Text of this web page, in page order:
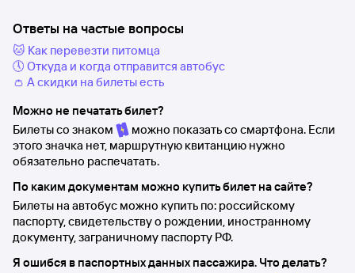
Ответы на частые вопросы
🐱 Как перевезти питомца
🕔 Откуда и когда отправится автобус
👛 А скидки на билеты есть
Можно не печатать билет?
Билеты со знаком
можно показать со смартфона. Если
этого значка нет, маршрутную квитанцию нужно
обязательно распечатать.
По каким документам можно купить билет на сайте?
Билеты на автобус можно купить по: российскому
паспорту, свидетельству о рождении, иностранному
документу, заграничному паспорту РФ.
Я ошибся в паспортных данных пассажира. Что делать?